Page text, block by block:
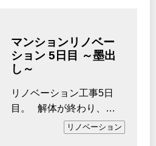
マンションリノベー
ション 5日目 ～墨出
し～
リノベーション工事5日
目。 解体が終わり、ス
ケルトンになったお部屋
リノベーション